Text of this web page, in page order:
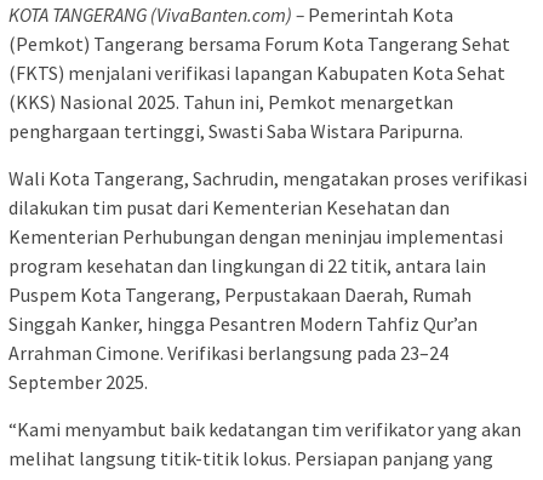
KOTA TANGERANG (VivaBanten.com) – Pemerintah Kota
(Pemkot) Tangerang bersama Forum Kota Tangerang Sehat
(FKTS) menjalani verifikasi lapangan Kabupaten Kota Sehat
(KKS) Nasional 2025. Tahun ini, Pemkot menargetkan
penghargaan tertinggi, Swasti Saba Wistara Paripurna.
Wali Kota Tangerang, Sachrudin, mengatakan proses verifikasi
dilakukan tim pusat dari Kementerian Kesehatan dan
Kementerian Perhubungan dengan meninjau implementasi
program kesehatan dan lingkungan di 22 titik, antara lain
Puspem Kota Tangerang, Perpustakaan Daerah, Rumah
Singgah Kanker, hingga Pesantren Modern Tahfiz Qur’an
Arrahman Cimone. Verifikasi berlangsung pada 23–24
September 2025.
“Kami menyambut baik kedatangan tim verifikator yang akan
melihat langsung titik-titik lokus. Persiapan panjang yang